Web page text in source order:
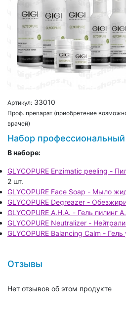
Артикул: 33010
Проф. препарат (приобретение
врачей)
Набор профессиональный
В наборе:
GLYCOPURE Enzimatic peeling -
2 шт.
GLYCOPURE Face Soap - Мыло
GLYCOPURE Degreazer -
GLYCOPURE A.H.A. - Гель пилинг
GLYCOPURE Neutralizer -
GLYCOPURE Balancing Calm -
Отзывы
Нет отзывов об этом продукте